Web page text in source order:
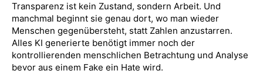
Transparenz ist kein Zustand, sondern Arbeit. Und
manchmal beginnt sie genau dort, wo man wieder
Menschen gegenübersteht, statt Zahlen anzustarren.
Alles KI generierte benötigt immer noch der
kontrollierenden menschlichen Betrachtung und Analyse
bevor aus einem Fake ein Hate wird.